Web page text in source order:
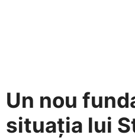
Un nou
situația lui